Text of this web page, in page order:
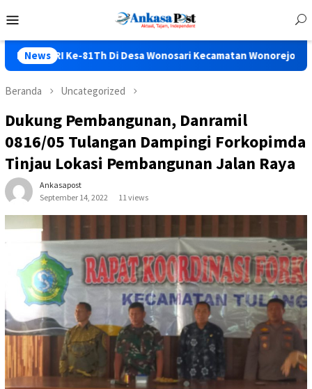
ke
Mobile
News
81Th Di Desa Wonosari Kecamatan Wonorejo Seru Bos…..
Beranda Uncategorized
Dukung Pembangunan, Danramil
0816/05 Tulangan Dampingi Forkopimda
Tinjau Lokasi Pembangunan Jalan Raya
Ankasapost
September 14, 2022
11 views